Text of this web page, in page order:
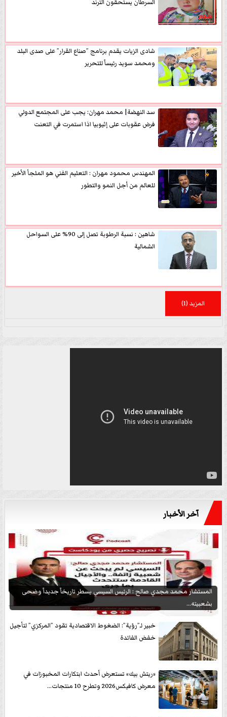
السرطان يستحقون الترند
شادى الزيات يقدم برنامج ”صناع القرار” على صدى البلد
ومحمد سويد رئيساً للتحرير
سد النهضة| محمد مهران: يجب على المجتمع الدولي
فرض عقوبات على إثيوبيا اذا استمرت في التعنت
المهندس محمود مهران : التعليم الفني هو الملجأ الأخير
للعالم من أجل النمو والتطور
شاهين : نسبة الرطوبة تصل إلى 90% على السواحل
الشمالية
المزيد (1)
آخر الأخبار
المستشار محمد مجدي صالح : الرئيس السيسي يسطر تاريخاً جديداً وضحى
بشعبيته...
خبير لـ”رؤية”: الضغوط الاقتصادية تقود ”المركزي” لتأجيل
خفض الفائدة
«ريتش بيك» تستعرض أحدث ابتكارات المخبوزات في
معرض كافيكس2026 وتطرح 10 منتجات...